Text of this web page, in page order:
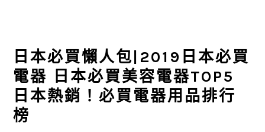
日本必買懶人包|2019日本必買
電器 日本必買美容電器TOP5
日本熱銷！必買電器用品排行
榜